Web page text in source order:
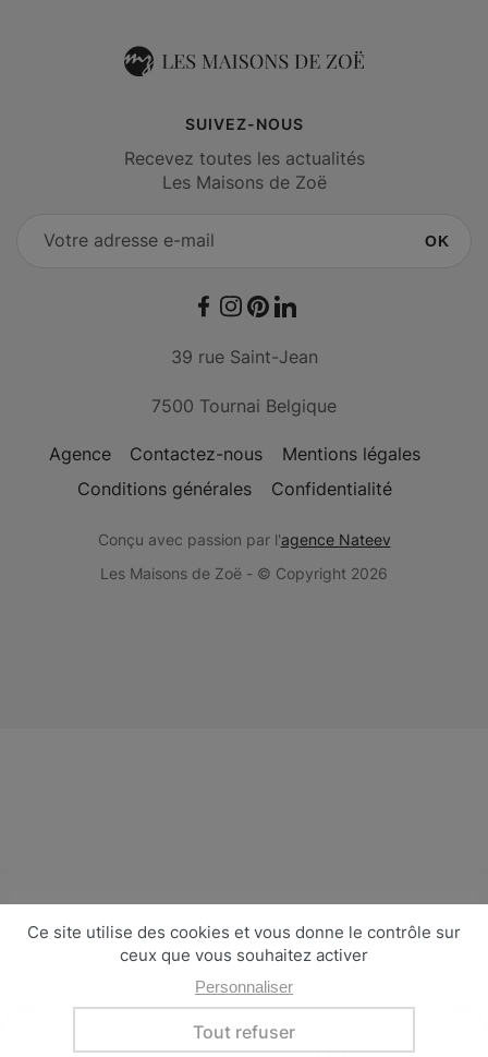
Agence Contactez-nous
Mentions légales
Conditions générales
Confidentialité
39 rue Saint-Jean
7500 Tournai Belgique
SUIVEZ-NOUS
Recevez toutes les actualités
Les Maisons de Zoë
OK
Les Maisons de Zoë - © Copyright 2026
Conçu avec passion par l'agence Nateev